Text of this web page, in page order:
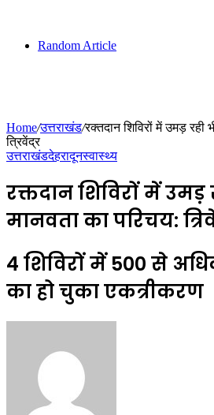
Random Article
Home/उत्तराखंड/रक्तदान शिविरों में उमड़ रही
त्रिवेंद्र
उत्तराखंडदेहरादूनस्वास्थ्य
रक्तदान शिविरों में उमड़
मानवता का परिचय:
4 शिविरों में 500 से
का हो चुका एकत्रीकरण